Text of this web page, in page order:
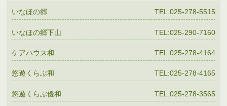
いなほの郷 TEL:025-278-5515
いなほの郷下山 TEL:025-290-7160
ケアハウス和 TEL:025-278-4164
悠遊くらぶ和 TEL:025-278-4165
悠遊くらぶ優和 TEL:025-278-3565